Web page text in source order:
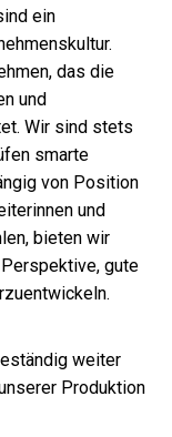
ein
das die
und
Wir sind stets
smarte
von Position
und
bieten wir
gute
weiter
Produktion